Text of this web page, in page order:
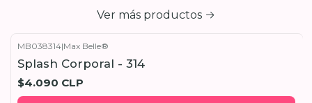
Ver más productos
MB038314|Max Belle®
Splash Corporal - 314
$4.090 CLP